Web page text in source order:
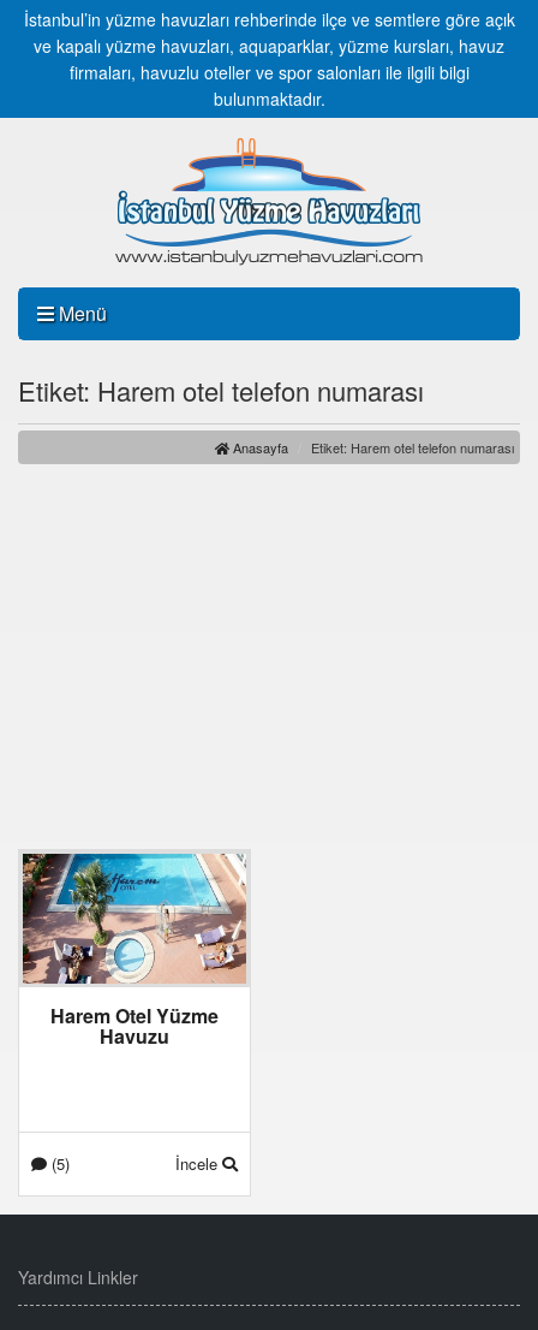
İstanbul’in yüzme havuzları rehberinde ilçe ve semtlere göre açık
ve kapalı yüzme havuzları, aquaparklar, yüzme kursları, havuz
firmaları, havuzlu oteller ve spor salonları ile ilgili bilgi
bulunmaktadır.
Menü
Etiket: Harem otel telefon numarası
Anasayfa Etiket: Harem otel telefon numarası
Harem Otel Yüzme
Havuzu
(5) İncele
Yardımcı Linkler